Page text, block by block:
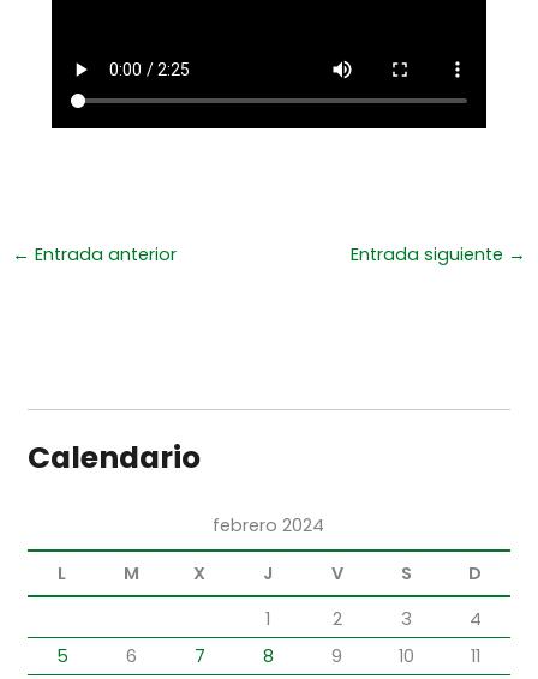
← Entrada anterior Entrada siguiente →
Calendario
febrero 2024
L
M X J V S
D
1
2 3
4
5
6 7 8 9 10
11